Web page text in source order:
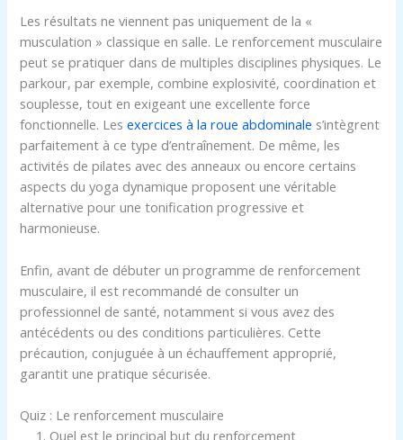
Les résultats ne viennent pas uniquement de la «
musculation » classique en salle. Le renforcement musculaire
peut se pratiquer dans de multiples disciplines physiques. Le
parkour, par exemple, combine explosivité, coordination et
souplesse, tout en exigeant une excellente force
fonctionnelle. Lesexercices à la roue abdominale s’intègrent
parfaitement à ce type d’entraînement. De même, les
activités de pilates avec des anneaux ou encore certains
aspects du yoga dynamique proposent une véritable
alternative pour une tonification progressive et
harmonieuse.
Enfin, avant de débuter un programme de renforcement
musculaire, il est recommandé de consulter un
professionnel de santé, notamment si vous avez des
antécédents ou des conditions particulières. Cette
précaution, conjuguée à un échauffement approprié,
garantit une pratique sécurisée.
Quiz : Le renforcement musculaire
1. Quel est le principal but du renforcement